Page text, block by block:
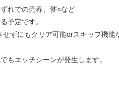
れでの売春、催○など
予定です。
ずにもクリア可能orスキップ機能
もエッチシーンが発生します。